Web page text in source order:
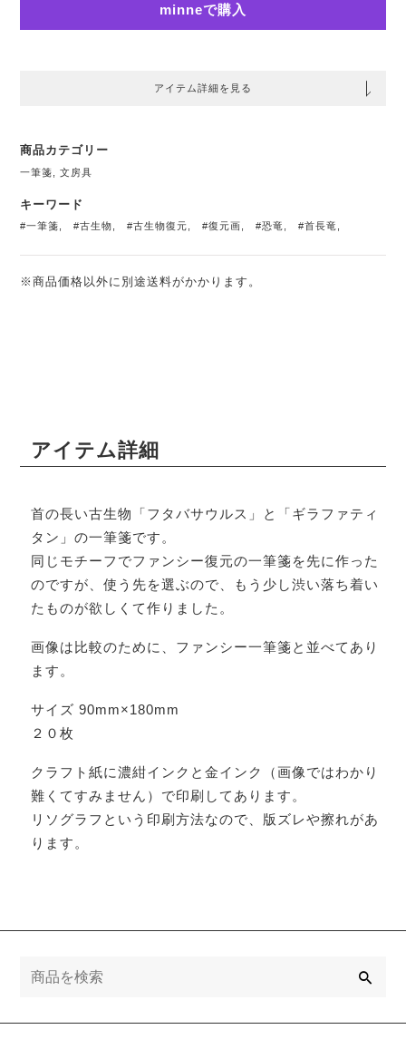
minneで購入
アイテム詳細を見る
商品カテゴリー
一筆箋 ,文房具
キーワード
#一筆箋 ,#古生物 ,#古生物復元 ,#復元画 ,#恐竜 ,#首長竜
※商品価格以外に別途送料がかかります。
アイテム詳細
首の長い古生物「フタバサウルス」と「ギラファティ
タン」の一筆箋です。
同じモチーフでファンシー復元の一筆箋を先に作った
のですが、使う先を選ぶので、もう少し渋い落ち着い
たものが欲しくて作りました。
画像は比較のために、ファンシー一筆箋と並べてあり
ます。
サイズ 90mm×180mm
２０枚
クラフト紙に濃紺インクと金インク（画像ではわかり
難くてすみません）で印刷してあります。
リソグラフという印刷方法なので、版ズレや擦れがあ
ります。